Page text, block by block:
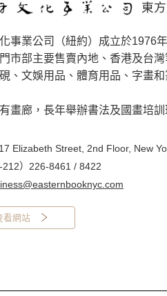
東
事業公司（紐約）成立於1976
市部主要售賣內地、香港及台
、文娛用品、體育用品、字畫和
畫廊，長年舉辦書法及國畫培
Elizabeth Street, 2nd Floor, New
212）226-8461 / 8422
看網站